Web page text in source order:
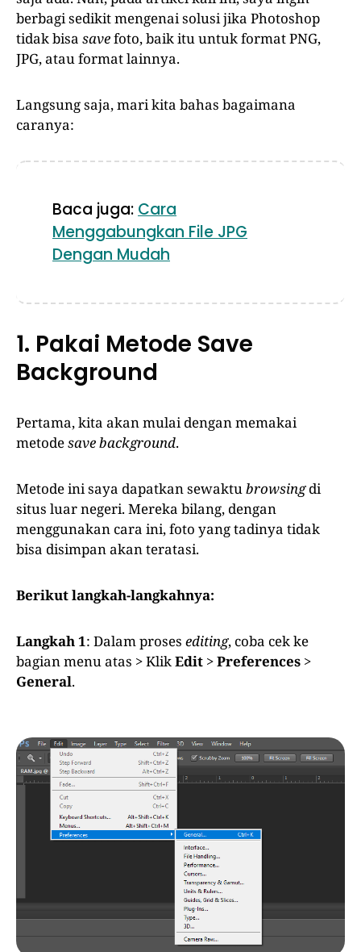
berbagi sedikit mengenai solusi jika Photoshop
tidak bisa savefoto, baik itu untuk format PNG,
JPG, atau format lainnya.
Langsung saja, mari kita bahas bagaimana
caranya:
Baca juga: Cara
Menggabungkan File JPG
Dengan Mudah
1. Pakai Metode Save
Background
Pertama, kita akan mulai dengan memakai
metodesave background.
Metode ini saya dapatkan sewaktubrowsingdi
situs luar negeri. Mereka bilang, dengan
menggunakan cara ini, foto yang tadinya tidak
bisa disimpan akan teratasi.
Berikut langkah-langkahnya:
Langkah 1: Dalam proses editing, coba cek ke
bagian menu atas > KlikEdit >Preferences >
General.